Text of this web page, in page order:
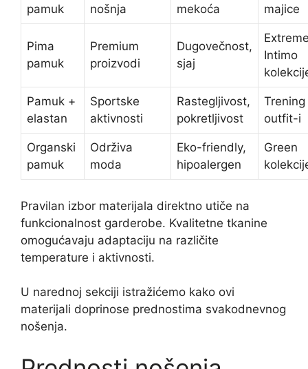
pamuk
nošnja
mekoća
majice
Pima
pamuk
Premium
proizvodi
Dugovečnost,
sjaj
Intimo
Pamuk +
elastan
Sportske
aktivnosti
Rastegljivost,
pokretljivost
Trening
outfit-i
Organski
pamuk
Održiva
moda
Eko-friendly,
hipoalergen
Green
Pravilan izbor materijala direktno utiče na
funkcionalnost garderobe. Kvalitetne tkanine
omogućavaju adaptaciju na različite
temperature i aktivnosti.
U narednoj sekciji istražićemo kako ovi
materijali doprinose prednostima svakodnevnog
nošenja.